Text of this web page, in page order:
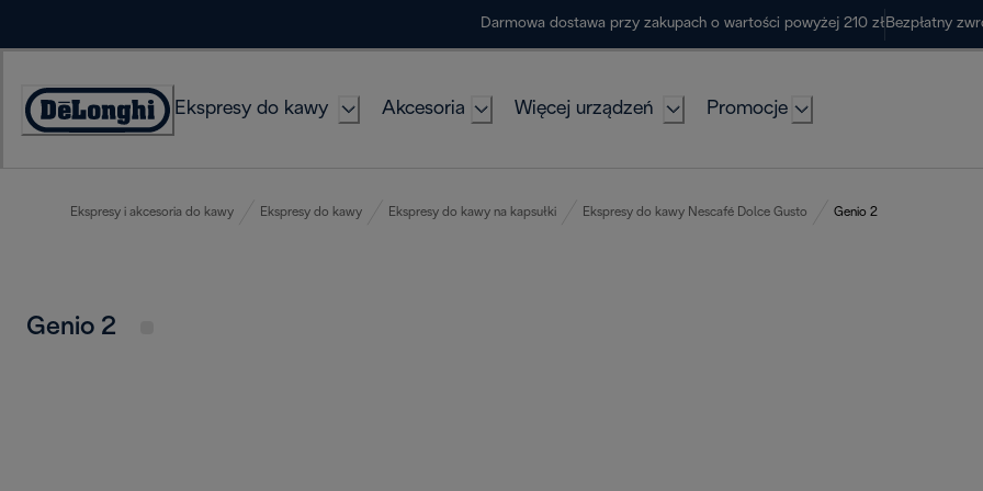
Darmowa dostawa przy zakupach o wartości powyżej 210 zł Bezpłatny
Deklaracja
Ekspresy do kawy Akcesoria Więcej urządzeń Promocje
Ekspresy i akcesoria do kawy Ekspresy do kawy Ekspresy do kawy na kapsułki Ekspresy do kawy Nescafé Dolce Gusto Genio 2
Genio 2